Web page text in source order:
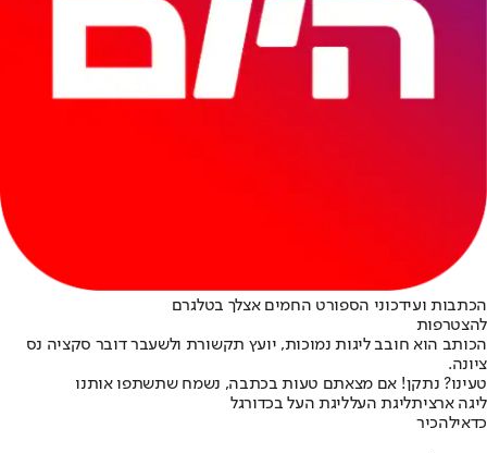
הכתבות ועידכוני הספורט החמים אצלך בטלגרם
להצטרפות
הכותב הוא חובב ליגות נמוכות, יועץ תקשורת ולשעבר דובר סקציה נס
ציונה.
טעינו? נתקן! אם מצאתם טעות בכתבה, נשמח שתשתפו אותנו
ליגה ארציתליגת העלליגת העל בכדורגל
כדאילהכיר